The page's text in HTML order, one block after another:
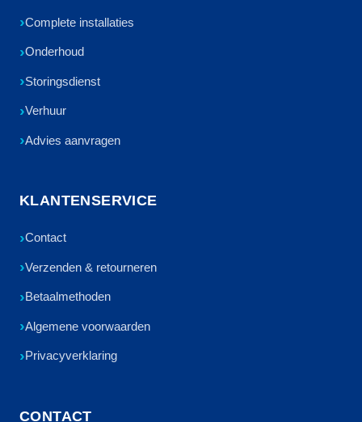
Complete installaties
Onderhoud
Storingsdienst
Verhuur
Advies aanvragen
KLANTENSERVICE
Contact
Verzenden & retourneren
Betaalmethoden
Algemene voorwaarden
Privacyverklaring
CONTACT